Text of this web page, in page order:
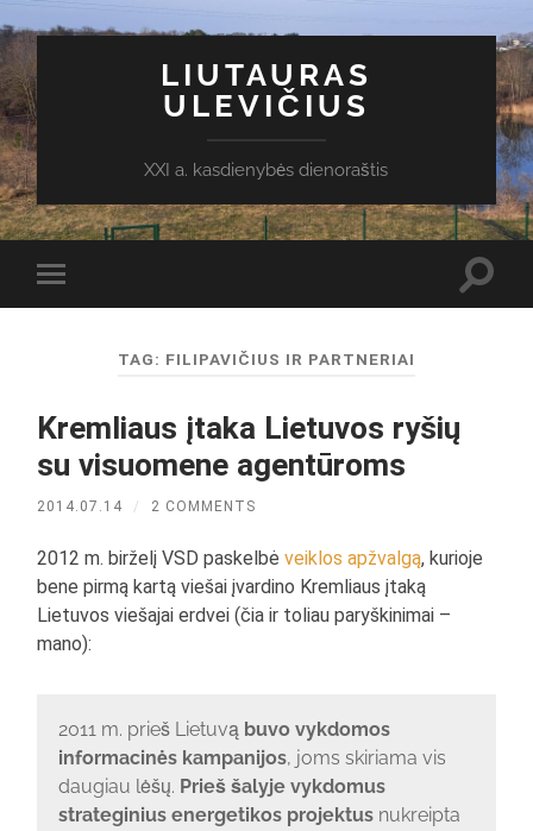
LIUTAURAS
ULEVIČIUS
XXI a. kasdienybės dienoraštis
Toggle
mobile
TAG: FILIPAVIČIUS IR PARTNERIAI
Kremliaus įtaka Lietuvos ryšių
su visuomene agentūroms
2014.07.14 / 2 COMMENTS
2012 m. birželį VSD paskelbėveiklos apžvalgą, kurioje
bene pirmą kartą viešai įvardino Kremliaus įtaką
Lietuvos viešajai erdvei (čia ir toliau paryškinimai –
mano):
2011 m. prieš Lietuvą buvo vykdomos
informacinės kampanijos, joms skiriama vis
daugiau lėšų. Prieš šalyje vykdomus
strateginius energetikos projektusnukreipta